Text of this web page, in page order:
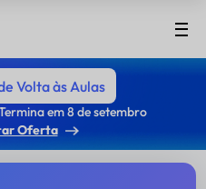
Volta às Aulas
em 8 de setembro
Oferta